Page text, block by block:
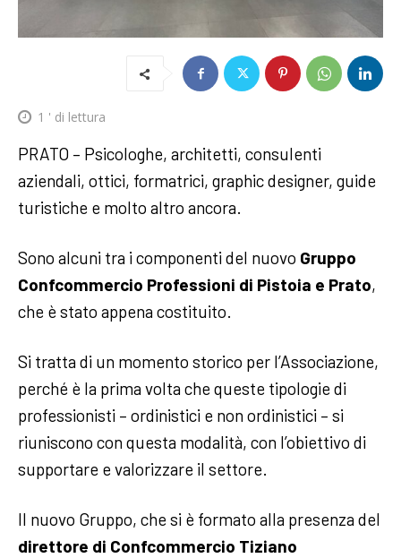
1 ' di lettura
PRATO – Psicologhe, architetti, consulenti
aziendali, ottici, formatrici, graphic designer, guide
turistiche e molto altro ancora.
Sono alcuni tra i componenti del nuovo Gruppo
Confcommercio Professioni di Pistoia e Prato,
che è stato appena costituito.
Si tratta di un momento storico per l’Associazione,
perché è la prima volta che queste tipologie di
professionisti – ordinistici e non ordinistici – si
riuniscono con questa modalità, con l’obiettivo di
supportare e valorizzare il settore.
Il nuovo Gruppo, che si è formato alla presenza del
direttore di Confcommercio Tiziano